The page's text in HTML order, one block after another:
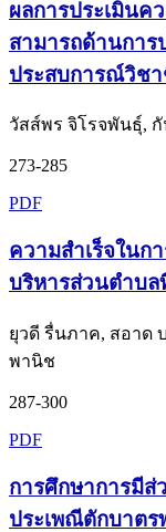
ผลการประเมินค
สามารถด้านการ
ประสบการณ์วิช
วัสส์พร จิโรจพันธุ์,
273-285
PDF
ความสำเร็จในก
บริหารส่วนตำบล
ยุวดี รื่นภาค, สอาด
พานิช
287-300
PDF
การศึกษาการมี
ประเพณีตักบาตร